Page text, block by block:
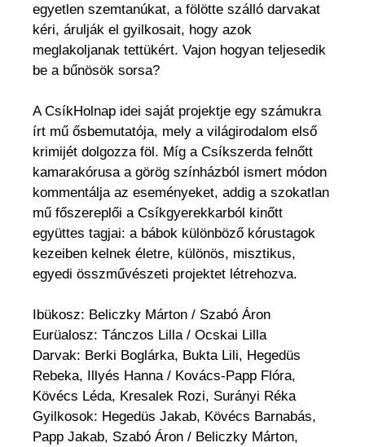
egyetlen szemtanúkat, a fölötte szálló darvakat
kéri, árulják el gyilkosait, hogy azok
meglakoljanak tettükért. Vajon hogyan teljesedik
be a bűnösök sorsa?
A CsíkHolnap idei saját projektje egy számukra
írt mű ősbemutatója, mely a világirodalom első
krimijét dolgozza föl. Míg a Csíkszerda felnőtt
kamarakórusa a görög színházból ismert módon
kommentálja az eseményeket, addig a szokatlan
mű főszereplői a Csíkgyerekkarból kinőtt
együttes tagjai: a bábok különböző kórustagok
kezeiben kelnek életre, különös, misztikus,
egyedi összművészeti projektet létrehozva.
Ibükosz: Beliczky Márton / Szabó Áron
Eurüalosz: Tánczos Lilla / Ocskai Lilla
Darvak: Berki Boglárka, Bukta Lili, Hegedüs
Rebeka, Illyés Hanna / Kovács-Papp Flóra,
Kövécs Léda, Kresalek Rozi, Surányi Réka
Gyilkosok: Hegedüs Jakab, Kövécs Barnabás,
Papp Jakab, Szabó Áron / Beliczky Márton,